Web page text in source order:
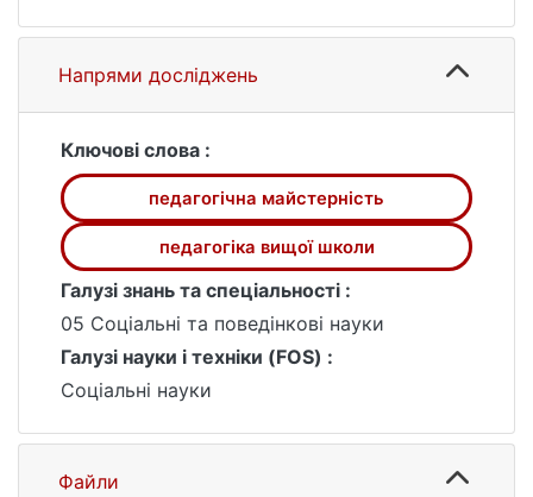
Матеріал видання структуровано
відповідно до тем підручника А. А.
Марушкевич, Є. С. Спіцина "Педагогіка
Для студентів, аспірантів, науково-
педагогічних працівників, науковців
Напрями досліджень
Ключові слова :
педагогічна майстерність
педагогіка вищої школи
Галузі знань та спеціальності :
05 Соціальні та поведінкові науки
Галузі науки і техніки (FOS) :
Соціальні науки
Файли